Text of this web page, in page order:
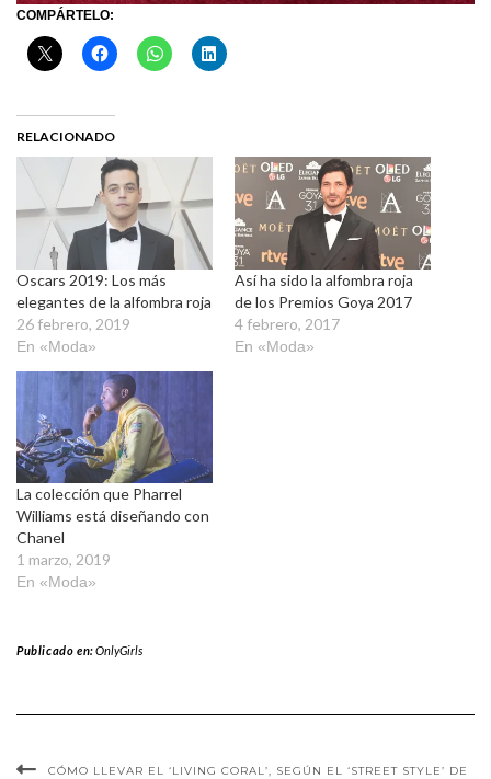
COMPÁRTELO:
RELACIONADO
Oscars 2019: Los más
elegantes de la alfombra roja
26 febrero, 2019
En «Moda»
Así ha sido la alfombra roja
de los Premios Goya 2017
4 febrero, 2017
En «Moda»
La colección que Pharrel
Williams está diseñando con
Chanel
1 marzo, 2019
En «Moda»
Publicado en:OnlyGirls
CÓMO LLEVAR EL ‘LIVING CORAL’, SEGÚN EL ‘STREET STYLE’ DE